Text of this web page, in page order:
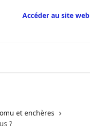
Accéder au site web
et enchères
?